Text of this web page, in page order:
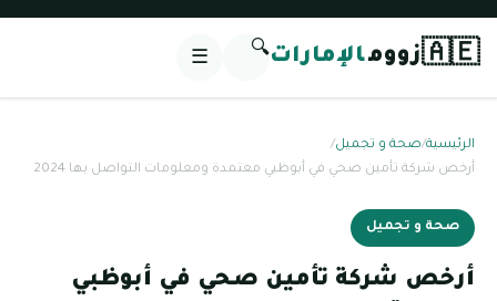
🇦🇪زوومالإمارات🔍
☰
الرئيسية/صحة و تجميل/
أرخص شركة تأمين صحي في أبوظبي معتمدة ومعلومات التواصل بها 2024
صحة و تجميل
أرخص شركة تأمين صحي في أبوظبي